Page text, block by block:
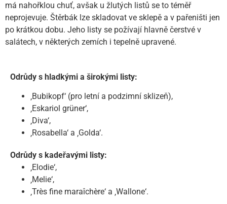
má nahořklou chuť, avšak u žlutých listů se to téměř
neprojevuje. Štěrbák lze skladovat ve sklepě a v pařeništi jen
po krátkou dobu. Jeho listy se požívají hlavně čerstvé v
salátech, v některých zemích i tepelně upravené.
Odrůdy s hladkými a širokými listy:
‚Bubikopf‘ (pro letní a podzimní sklizeň),
‚Eskariol grüner‘,
‚Diva‘,
‚Rosabella‘ a ‚Golda‘.
Odrůdy s kadeřavými listy:
‚Elodie‘,
‚Melie‘,
‚Très fine maraîchère‘ a ‚Wallone‘.